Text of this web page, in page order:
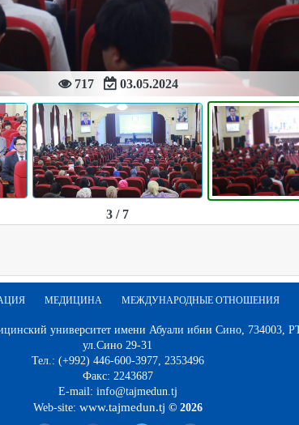
717 03.05.2024
3 / 7
МЕДИЦИНА МЕЖДУНАРОДНЫЕ ОТНОШЕНИЯ
университет имени Абуали ибни Сино, 734003,
ул.Сино 29-31
Тел.: (+992) 446-600-3977, 2353496
Факс: 2243687
E-mail: info@tajmedun.tj
Web-site: www.tajmedun.tj © 2026